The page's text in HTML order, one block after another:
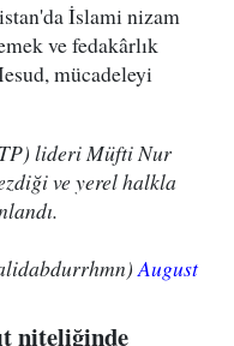
İslami nizam
ve fedakârlık
mücadeleyi
lideri Müfti Nur
ve yerel halkla
August
niteliğinde